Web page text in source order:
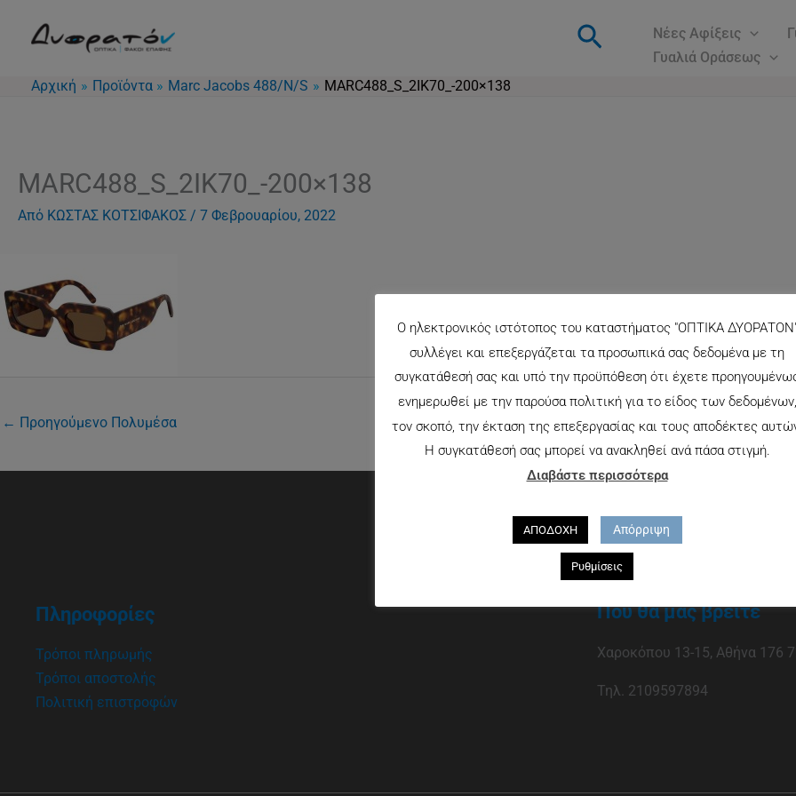
Αναζήτηση
Νέες Αφίξεις
Γυαλιά Οράσεως
Αρχική
Προϊόντα Marc Jacobs 488/N/S MARC488_S_2IK70_-200×138
MARC488_S_2IK70_-200×138
Από ΚΩΣΤΑΣ ΚΟΤΣΙΦΑΚΟΣ / 7 Φεβρουαρίου, 2022
← Προηγούμενο Πολυμέσα
Πληροφορίες
Τρόποι πληρωμής
Τρόποι αποστολής
Πολιτική επιστροφών
Που θα μας βρείτε
Χαροκόπου 13-15, Αθήνα 176
Τηλ. 2109597894
Ο ηλεκτρονικός ιστότοπος του καταστήματος "ΟΠΤΙΚΑ
συλλέγει και επεξεργάζεται τα προσωπικά σας δεδομένα με τη
συγκατάθεσή σας και υπό την προϋπόθεση ότι έχετε
ενημερωθεί με την παρούσα πολιτική για το είδος των δεδομένων,
τον σκοπό, την έκταση της επεξεργασίας και τους αποδέκτες
Η συγκατάθεσή σας μπορεί να ανακληθεί ανά πάσα στιγμή.
Διαβάστε περισσότερα
ΑΠΟΔΟΧΗ Απόρριψη
Ρυθμίσεις